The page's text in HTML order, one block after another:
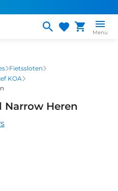
Menu
Fietssloten
KOA
Narrow Heren